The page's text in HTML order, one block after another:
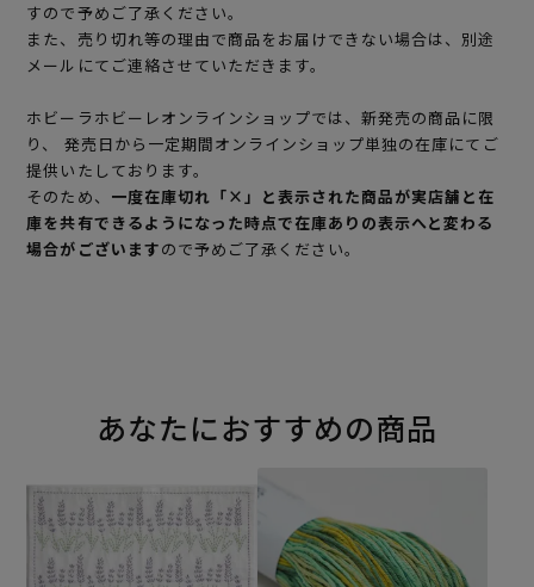
すので予めご了承ください。
また、売り切れ等の理由で商品をお届けできない場合は、別途
メールにてご連絡させていただきます。
ホビーラホビーレオンラインショップでは、新発売の商品に限
り、 発売日から一定期間オンラインショップ単独の在庫にてご
提供いたしております。
そのため、 一度在庫切れ「×」と表示された商品が実店舗と在
庫を共有できるようになった時点で在庫ありの表示へと変わる
場合がございますので予めご了承ください。
あなたにおすすめの商品